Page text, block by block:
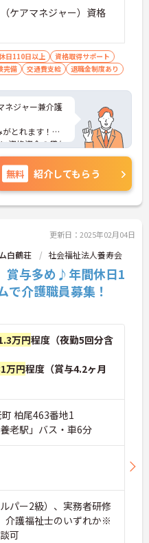
ケアマネジャー）資格
日110日以上
資格取得サポート
完備 交通費支給 退職金制度あり
ネジャー兼介護
とれます！賞
資格資金の貸与
い方にもおすす
など、さらに詳
談ください。
無料 紹介してもらう
更新日：2025年02月04日
白鶴荘 社会福祉法人養寿会
賞与多め♪年間休日1
介護職員募集！
万円程度（夜勤5回分含
万円程度（賞与4.2ヶ月
柏尾463番地1
老駅」バス・車6分
パー2級）、実務者研修
介護福祉士のいずれか※
可